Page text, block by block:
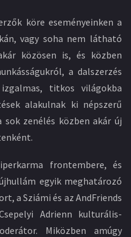
köre eseményeinken a
vagy soha nem látható
közösen is, és közben
a dalszerzés
titkos világokba
alakulnak ki népszerű
zenélés közben akár új
frontembere, és
egyik meghatározó
a Sziámi és az AndFriends
Adrienn kulturális-
Miközben amúgy